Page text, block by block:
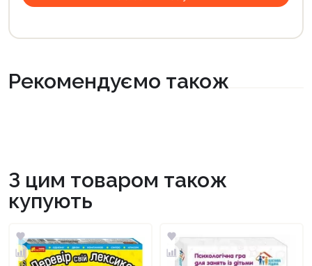
Рекомендуємо також
З цим товаром також
купують